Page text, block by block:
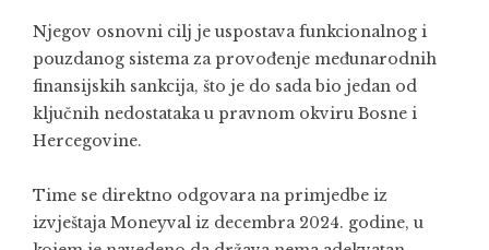
Njegov osnovni cilj je uspostava funkcionalnog i
pouzdanog sistema za provođenje međunarodnih
finansijskih sankcija, što je do sada bio jedan od
ključnih nedostataka u pravnom okviru Bosne i
Hercegovine.
Time se direktno odgovara na primjedbe iz
izvještaja Moneyval iz decembra 2024. godine, u